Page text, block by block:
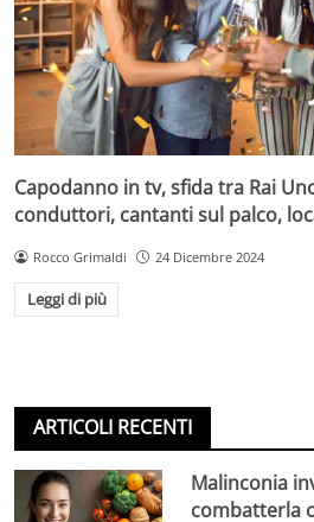
Capodanno in tv, sfida tra Rai
conduttori, cantanti sul palco,
Rocco Grimaldi 24 Dicembre 2024
Leggi di più
ARTICOLI RECENTI
Malinconia
combatterla